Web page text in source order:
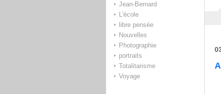
Jean-Bernard
L'école
libre pensée
Nouvelles
Photographie
portraits
Totalitarisme
Voyage